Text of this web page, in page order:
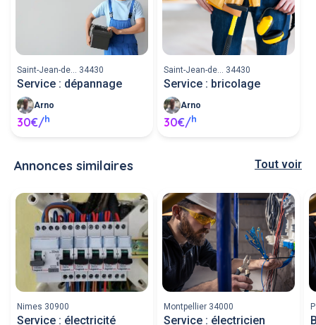
Saint-Jean-de... 34430
Service : dépannage
Arno
30€/h
Saint-Jean-de... 34430
Service : bricolage
Arno
30€/h
Annonces similaires Tout voir
Nimes 30900
Service : électricité
Montpellier 34000
Service : électricien